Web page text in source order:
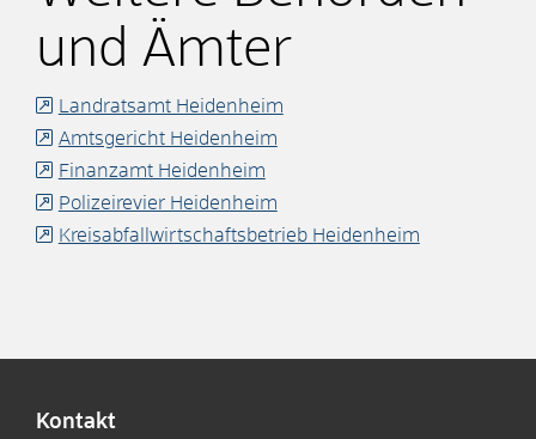
und Ämter
Landratsamt Heidenheim
Amtsgericht Heidenheim
Finanzamt Heidenheim
Polizeirevier Heidenheim
Kreisabfallwirtschaftsbetrieb Heidenheim
Kontakt